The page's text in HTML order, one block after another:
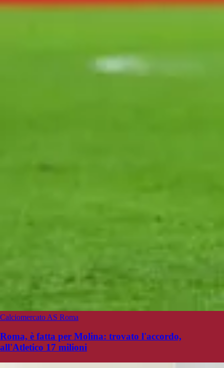
Calciomercato AS Roma
Roma, è fatta per Molina: trovato l'accordo,
all'Atletico 17 milioni